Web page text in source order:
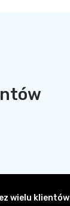
wielu klientów